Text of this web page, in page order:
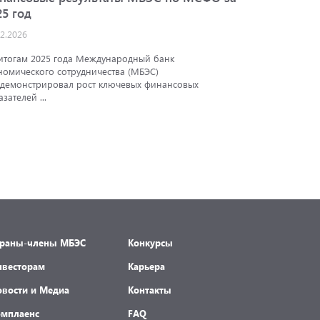
год
2025 года Международный банк
сотрудничества (МБЭС)
рост ключевых финансовых
...
члены МБЭС
и Медиа
Конкурсы
Карьера
Контакты
FAQ